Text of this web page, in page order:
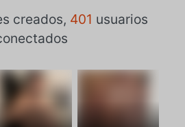
creados, 401 usuarios